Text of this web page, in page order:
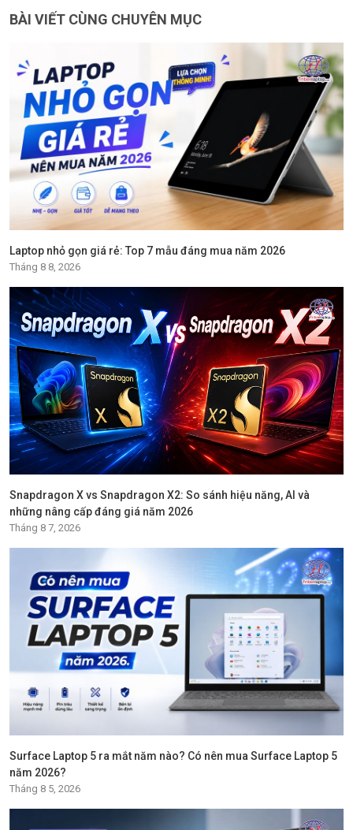
BÀI VIẾT CÙNG CHUYÊN MỤC
Laptop nhỏ gọn giá rẻ: Top 7 mẫu đáng mua năm 2026
Tháng 8 8, 2026
Snapdragon X vs Snapdragon X2: So sánh hiệu năng, AI và
những nâng cấp đáng giá năm 2026
Tháng 8 7, 2026
Surface Laptop 5 ra mắt năm nào? Có nên mua Surface Laptop 5
năm 2026?
Tháng 8 5, 2026